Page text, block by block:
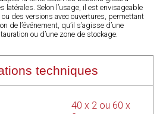
Selon l’usage, il est envisageable
des versions avec ouvertures, permettant
de l’événement, qu’il s’agisse d’une
ou d’une zone de stockage.
techniques
40 x 2 ou 60 x